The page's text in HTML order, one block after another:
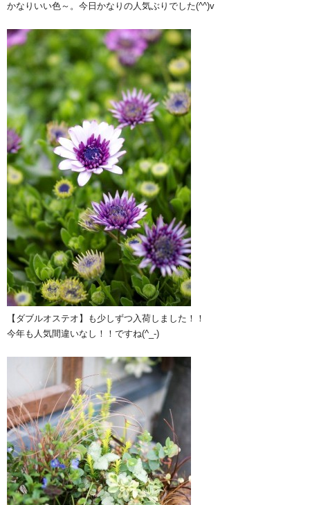
かなりいい色～。今日かなりの人気ぶりでした(^^)v
【ダブルオステオ】も少しずつ入荷しました！！
今年も人気間違いなし！！ですね(^_-)